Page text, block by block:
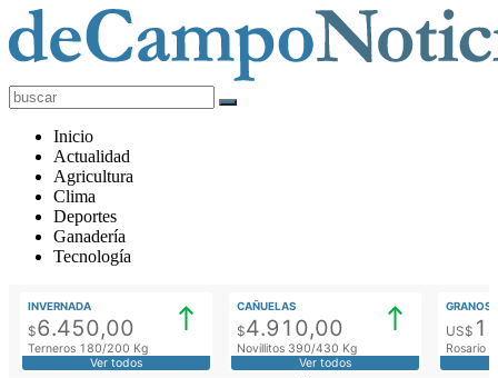
deCampoNoticias
Actualidad
Agropecuaria
Inicio
Actualidad
Agricultura
Clima
Deportes
Ganadería
Tecnología
INVERNADA
$6.450,00
Terneros 180/200 Kg
Ver todos
CAÑUELAS
$4.910,00
Novillitos 390/430 Kg
Ver todos
GRANOS
US$
Rosario